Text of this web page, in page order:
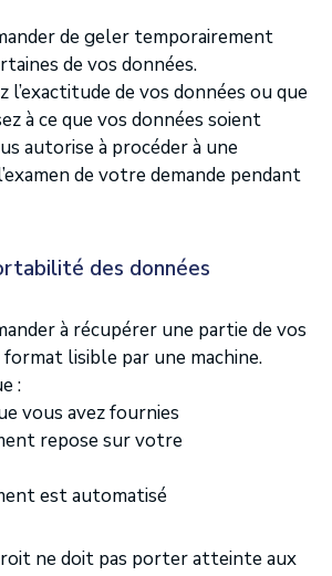
de geler temporairement
de vos données.
l’exactitude de vos données ou que
à ce que vos données soient
autorise à procéder à une
de votre demande pendant
des données
à récupérer une partie de vos
lisible par une machine.
:
vous avez fournies
repose sur votre
est automatisé
ne doit pas porter atteinte aux